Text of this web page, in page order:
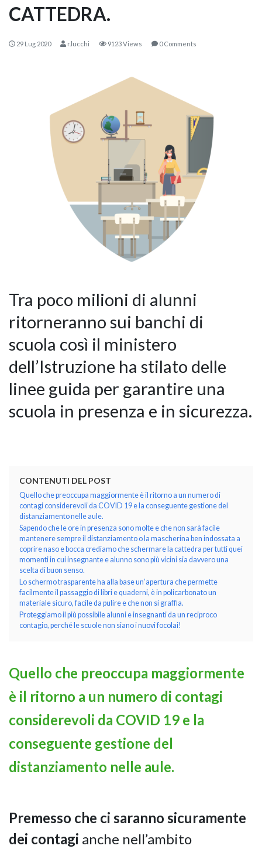
KOROS –
GIANO WOOD –
CATTEDRA.
29 Lug 2020 r.lucchi 9123 Views 0 Comments
Tra poco milioni di alunni
ritorneranno sui banchi di
scuola così il ministero
dell’Istruzione ha stilato delle
linee guida per garantire una
scuola in presenza e in sicurezza.
CONTENUTI DEL POST
Quello che preoccupa maggiormente è il ritorno a un numero di
contagi considerevoli da COVID 19 e la conseguente gestione del
distanziamento nelle aule.
Sapendo che le ore in presenza sono molte e che non sarà facile
mantenere sempre il distanziamento o la mascherina ben indossata a
coprire naso e bocca crediamo che schermare la cattedra per tutti quei
momenti in cui insegnante e alunno sono più vicini sia davvero una
scelta di buon senso.
Lo schermo trasparente ha alla base un’apertura che permette
facilmente il passaggio di libri e quaderni, è in policarbonato un
materiale sicuro, facile da pulire e che non si graffia.
Proteggiamo il più possibile alunni e insegnanti da un reciproco
contagio, perché le scuole non siano i nuovi focolai!
Quello che preoccupa maggiormente
è il ritorno a un numero di contagi
considerevoli da COVID 19 e la
conseguente gestione del
distanziamento nelle aule.
Premesso che ci saranno sicuramente
dei contagi anche nell’ambito